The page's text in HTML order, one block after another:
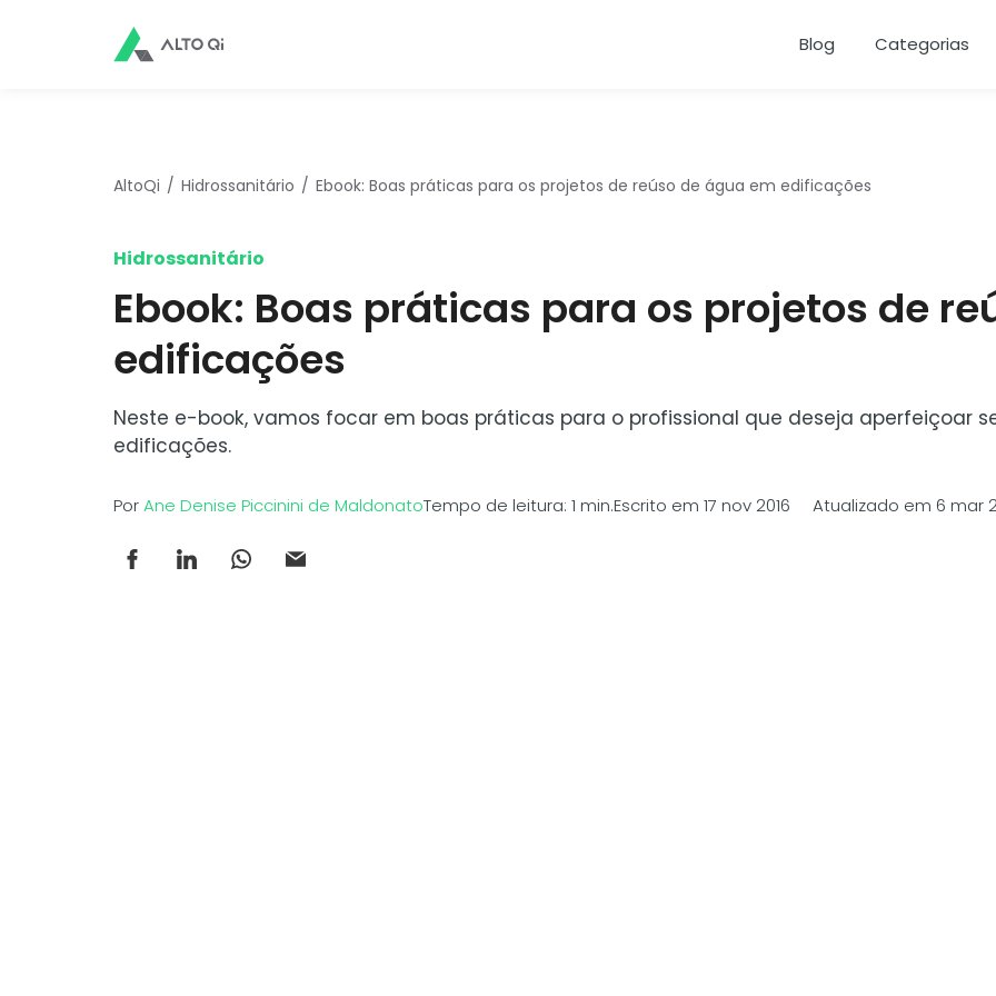
Blog Categorias
AltoQi Hidrossanitário Ebook: Boas práticas para os projetos de reúso de água em edificações
Hidrossanitário
Ebook: Boas práticas para os projetos de
edificações
Neste e-book, vamos focar em boas práticas para o profissional que deseja aperfeiçoar
edificações.
PorAne Denise Piccinini de MaldonatoTempo de leitura: 1 min.Escrito em 17 nov 2016 Atualizado em 6 mar